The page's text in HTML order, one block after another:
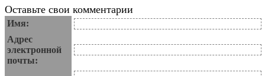
Оставьте свои комментарии
Имя:
Адрес
электронной
почты: